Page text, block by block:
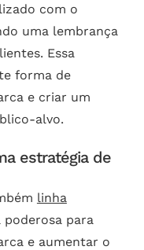
com o
uma lembrança
Essa
forma de
e criar um
alvo.
estratégia de
linha
para
e aumentar o